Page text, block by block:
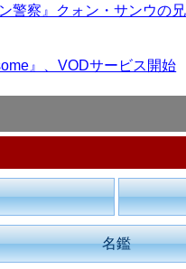
警察』クォン・サンウの
』、VODサービス開始
名鑑